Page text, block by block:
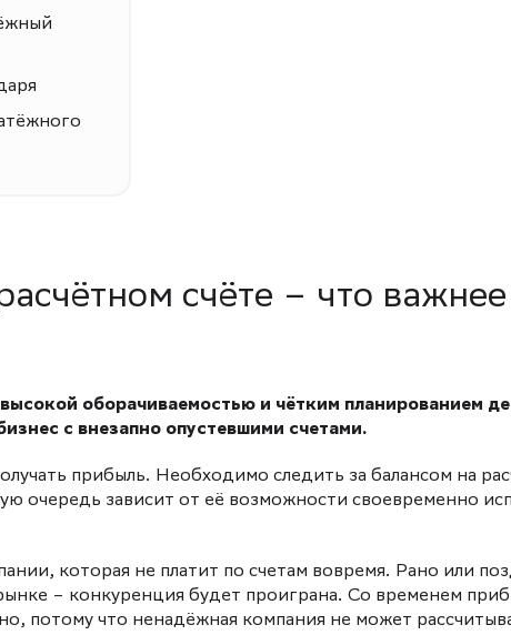
счёте – что
оборачиваемостью и чётким планированием
с внезапно опустевшими счетами.
прибыль. Необходимо следить за балансом на
очередь зависит от её возможности своевременно
которая не платит по счетам вовремя. Рано или
– конкуренция будет проиграна. Со временем
потому что ненадёжная компания не может